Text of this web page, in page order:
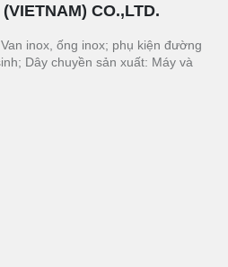
CO.,LTD.
inox, ống inox; phụ kiện đường
Dây chuyền sản xuất: Máy và